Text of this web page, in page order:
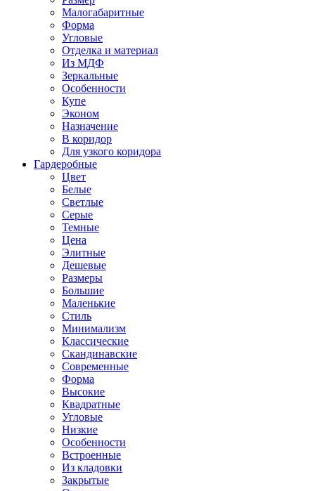
Малогабаритные
Форма
Угловые
Отделка и материал
Из МДФ
Зеркальные
Особенности
Купе
Эконом
Назначение
В коридор
Для узкого коридора
Гардеробные
Цвет
Белые
Светлые
Серые
Темные
Цена
Элитные
Дешевые
Размеры
Большие
Маленькие
Стиль
Минимализм
Классические
Скандинавские
Современные
Форма
Высокие
Квадратные
Угловые
Низкие
Особенности
Встроенные
Из кладовки
Закрытые